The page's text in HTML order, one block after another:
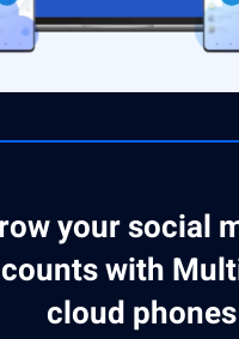
your social
with
cloud phones